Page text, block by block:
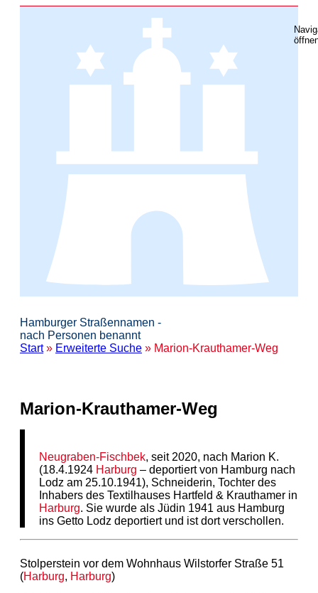
Hamburger Straßennamen -
nach Personen benannt
Start» Erweiterte Suche » Marion-Krauthamer-Weg
Marion-Krauthamer-Weg
Neugraben-Fischbek, seit 2020, nach Marion K.
(18.4.1924 Harburg – deportiert von Hamburg nach
Lodz am 25.10.1941), Schneiderin, Tochter des
Inhabers des Textilhauses Hartfeld & Krauthamer in
Harburg. Sie wurde als Jüdin 1941 aus Hamburg
ins Getto Lodz deportiert und ist dort verschollen.
Stolperstein vor dem Wohnhaus Wilstorfer Straße 51
(Harburg, Harburg)